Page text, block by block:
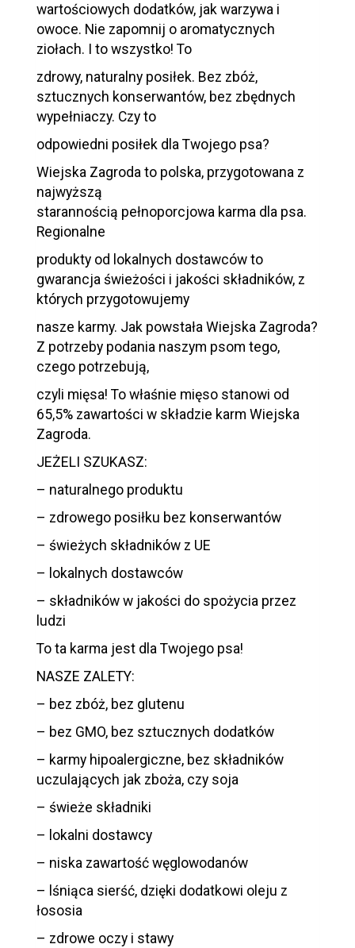
wartościowych dodatków, jak warzywa i
owoce. Nie zapomnij o aromatycznych
ziołach. I to wszystko! To
zdrowy, naturalny posiłek. Bez zbóż,
sztucznych konserwantów, bez zbędnych
wypełniaczy. Czy to
odpowiedni posiłek dla Twojego psa?
Wiejska Zagroda to polska, przygotowana z
najwyższą
starannością pełnoporcjowa karma dla psa.
Regionalne
produkty od lokalnych dostawców to
gwarancja świeżości i jakości składników, z
których przygotowujemy
nasze karmy. Jak powstała Wiejska Zagroda?
Z potrzeby podania naszym psom tego,
czego potrzebują,
czyli mięsa! To właśnie mięso stanowi od
65,5% zawartości w składzie karm Wiejska
Zagroda.
JEŻELI SZUKASZ:
– naturalnego produktu
– zdrowego posiłku bez konserwantów
– świeżych składników z UE
– lokalnych dostawców
– składników w jakości do spożycia przez
ludzi
To ta karma jest dla Twojego psa!
NASZE ZALETY:
– bez zbóż, bez glutenu
– bez GMO, bez sztucznych dodatków
– karmy hipoalergiczne, bez składników
uczulających jak zboża, czy soja
– świeże składniki
– lokalni dostawcy
– niska zawartość węglowodanów
– lśniąca sierść, dzięki dodatkowi oleju z
łososia
– zdrowe oczy i stawy